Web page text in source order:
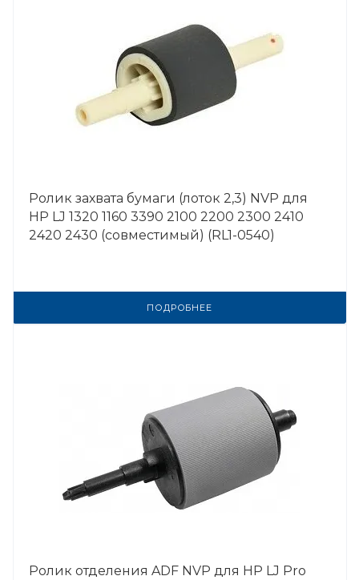
Ролик захвата бумаги (лоток 2,3) NVP для
HP LJ 1320 1160 3390 2100 2200 2300 2410
2420 2430 (совместимый) (RL1-0540)
ПОДРОБНЕЕ
Ролик отделения ADF NVP для HP LJ Pro